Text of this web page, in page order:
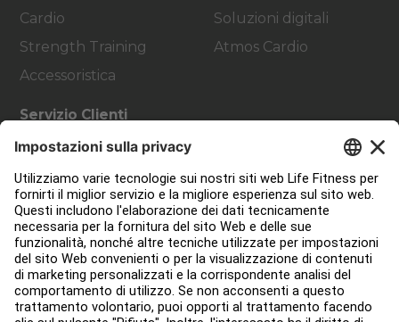
Cardio
Strength Training
Accessoristica
Soluzioni digitali
Atmos Cardio
Servizio Clienti
Progettazione strutture
Hub di servizio
Hub per l'istruzione
Circa
Trova un distributore
Trova un negozio